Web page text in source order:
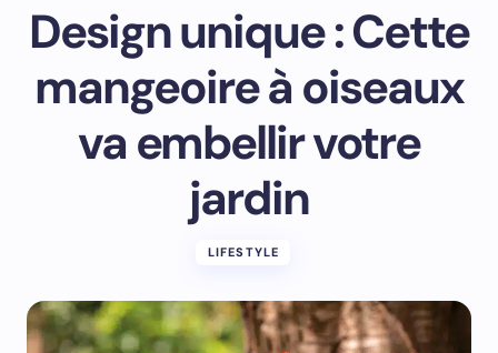
Design unique : Cette
mangeoire à oiseaux
va embellir votre
jardin
LIFESTYLE